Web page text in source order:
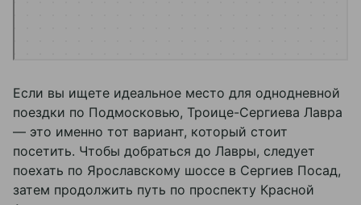
Если вы ищете идеальное место для однодневной
поездки по Подмосковью, Троице-Сергиева Лавра
— это именно тот вариант, который стоит
посетить. Чтобы добраться до Лавры, следует
поехать по Ярославскому шоссе в Сергиев Посад,
затем продолжить путь по проспекту Красной